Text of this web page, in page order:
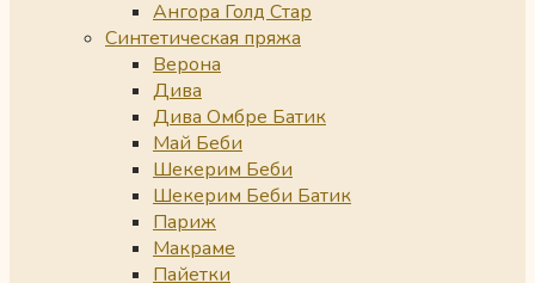
Ангора Голд Стар
Синтетическая пряжа
Верона
Дива
Дива Омбре Батик
Май Беби
Шекерим Беби
Шекерим Беби Батик
Париж
Макраме
Пайетки